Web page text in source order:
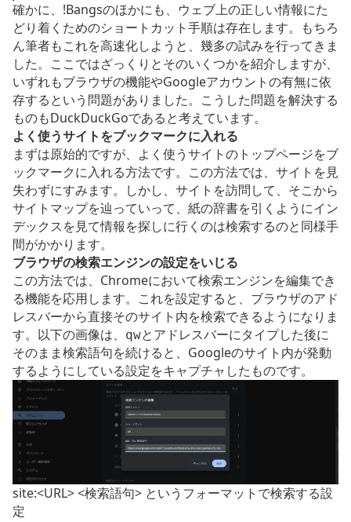
確かに、!Bangsのほかにも、ウェブ上の正しい情報にた
どり着くためのショートカット手順は存在します。もちろ
ん筆者もこれを高速化しようと、幾多の試みを行ってきま
した。ここではざっくりとそのいくつかを紹介しますが、
いずれもブラウザの機能やGoogleアカウントの有無に依
存するという問題がありました。こうした問題を解決する
ものもDuckDuckGoであると考えています。
よく使うサイトをブックマークに入れる
まずは原始的ですが、よく使うサイトのトップページをブ
ックマークに入れる方法です。この方法では、サイトを見
失わずにすみます。しかし、サイトを訪問して、そこから
サイトマップを辿っていって、紙の辞書を引くようにイン
デックスを見て情報を探しに行くのは検索するのと同様手
間がかかります。
ブラウザの検索エンジンの設定をいじる
この方法では、Chromeにおいて検索エンジンを編集でき
る機能を応用します。これを設定すると、ブラウザのアド
レスバーから直接そのサイト内を検索できるようになりま
す。以下の画像は、
qwとアドレスバーにタイプした後に
そのまま検索語句を続けると、Googleのサイト内が発動
するようにしている設定をキャプチャしたものです。
site:<URL> <検索語句> というフォーマットで検索する設
定